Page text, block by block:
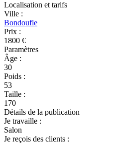
Localisation et tarifs
Ville :
Bondoufle
Prix :
1800 €
Paramètres
Âge :
30
Poids :
53
Taille :
170
Détails de la publication
Je travaille :
Salon
Je reçois des clients :